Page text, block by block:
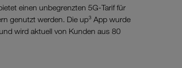
einen unbegrenzten 5G-Tarif für
genutzt werden. Die up³ App wurde
wird aktuell von Kunden aus 80